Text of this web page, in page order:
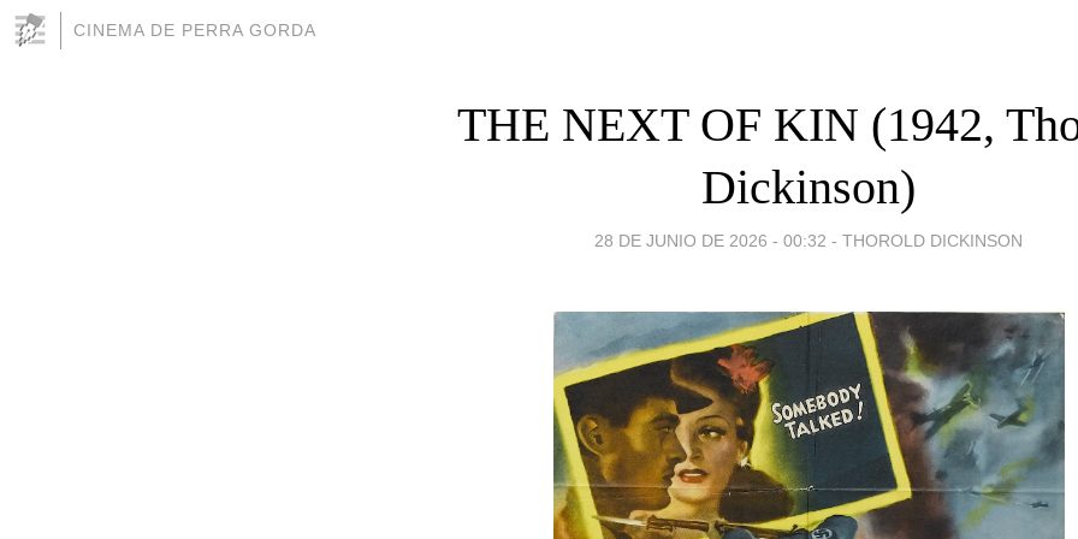
CINEMA DE PERRA GORDA
THE NEXT OF KIN (1942,
Dickinson)
28 DE JUNIO DE 2026 - 00:32 - THOROLD DICKINSON